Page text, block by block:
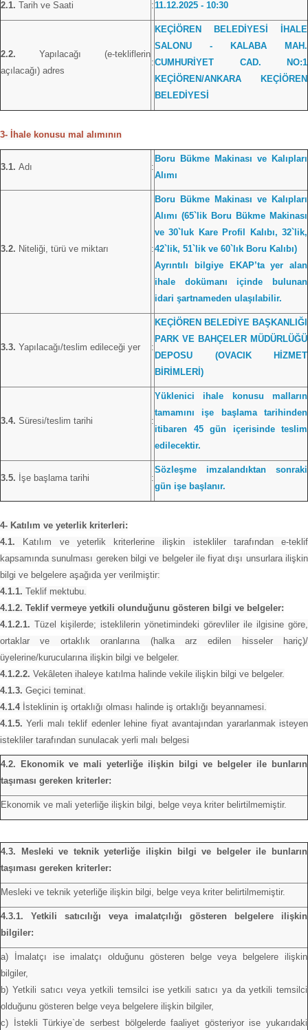
2.1. Tarih ve Saati :11.12.2025 - 10:30
2.2. Yapılacağı (e-tekliflerin
açılacağı) adres
:
KEÇİÖREN BELEDİYESİ İHALE
SALONU - KALABA MAH.
CUMHURİYET CAD. NO:1
KEÇİÖREN/ANKARA KEÇİÖREN
BELEDİYESİ
3- İhale konusu mal alımının
3.1. Adı :
Boru Bükme Makinası ve Kalıpları
Alımı
3.2. Niteliği, türü ve miktarı :
Boru Bükme Makinası ve Kalıpları
Alımı (65`lik Boru Bükme Makinası
ve 30`luk Kare Profil Kalıbı, 32`lik,
42`lik, 51`lik ve 60`lık Boru Kalıbı)
Ayrıntılı bilgiye EKAP’ta yer alan
ihale dokümanı içinde bulunan
idari şartnameden ulaşılabilir.
3.3. Yapılacağı/teslim edileceği yer :
KEÇİÖREN BELEDİYE BAŞKANLIĞI
PARK VE BAHÇELER MÜDÜRLÜĞÜ
DEPOSU (OVACIK HİZMET
BİRİMLERİ)
3.4. Süresi/teslim tarihi :
Yüklenici ihale konusu malların
tamamını işe başlama tarihinden
itibaren 45 gün içerisinde teslim
edilecektir.
3.5. İşe başlama tarihi :
Sözleşme imzalandıktan sonraki
gün işe başlanır.
4- Katılım ve yeterlik kriterleri:
4.1. Katılım ve yeterlik kriterlerine ilişkin istekliler tarafından e-teklif
kapsamında sunulması gereken bilgi ve belgeler ile fiyat dışı unsurlara ilişkin
bilgi ve belgelere aşağıda yer verilmiştir:
4.1.1. Teklif mektubu.
4.1.2. Teklif vermeye yetkili olunduğunu gösteren bilgi ve belgeler:
4.1.2.1. Tüzel kişilerde; isteklilerin yönetimindeki görevliler ile ilgisine göre,
ortaklar ve ortaklık oranlarına (halka arz edilen hisseler hariç)/
üyelerine/kurucularına ilişkin bilgi ve belgeler.
4.1.2.2. Vekâleten ihaleye katılma halinde vekile ilişkin bilgi ve belgeler.
4.1.3. Geçici teminat.
4.1.4 İsteklinin iş ortaklığı olması halinde iş ortaklığı beyannamesi.
4.1.5. Yerli malı teklif edenler lehine fiyat avantajından yararlanmak isteyen
istekliler tarafından sunulacak yerli malı belgesi
4.2. Ekonomik ve mali yeterliğe ilişkin bilgi ve belgeler ile bunların
taşıması gereken kriterler:
Ekonomik ve mali yeterliğe ilişkin bilgi, belge veya kriter belirtilmemiştir.
4.3. Mesleki ve teknik yeterliğe ilişkin bilgi ve belgeler ile bunların
taşıması gereken kriterler:
Mesleki ve teknik yeterliğe ilişkin bilgi, belge veya kriter belirtilmemiştir.
4.3.1. Yetkili satıcılığı veya imalatçılığı gösteren belgelere ilişkin
bilgiler:
a) İmalatçı ise imalatçı olduğunu gösteren belge veya belgelere ilişkin
bilgiler,
b) Yetkili satıcı veya yetkili temsilci ise yetkili satıcı ya da yetkili temsilci
olduğunu gösteren belge veya belgelere ilişkin bilgiler,
c) İstekli Türkiye`de serbest bölgelerde faaliyet gösteriyor ise yukarıdaki